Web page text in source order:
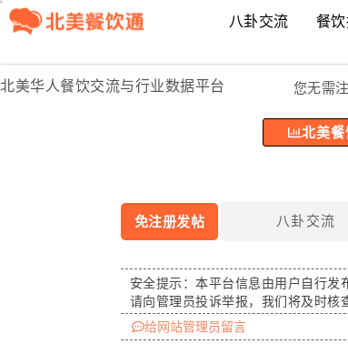
八卦交流 餐
北美华人餐饮交流与行业数据平台 您无需
北美
免注册发帖 八卦交流
安全提示：本平台信息由用户自行发
请向管理员投诉举报，我们将及时核
给网站管理员留言